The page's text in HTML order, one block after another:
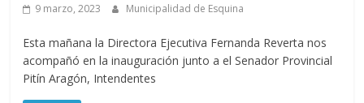
9 marzo, 2023 Municipalidad de Esquina
Esta mañana la Directora Ejecutiva Fernanda Reverta nos
acompañó en la inauguración junto a el Senador Provincial
Pitín Aragón, Intendentes